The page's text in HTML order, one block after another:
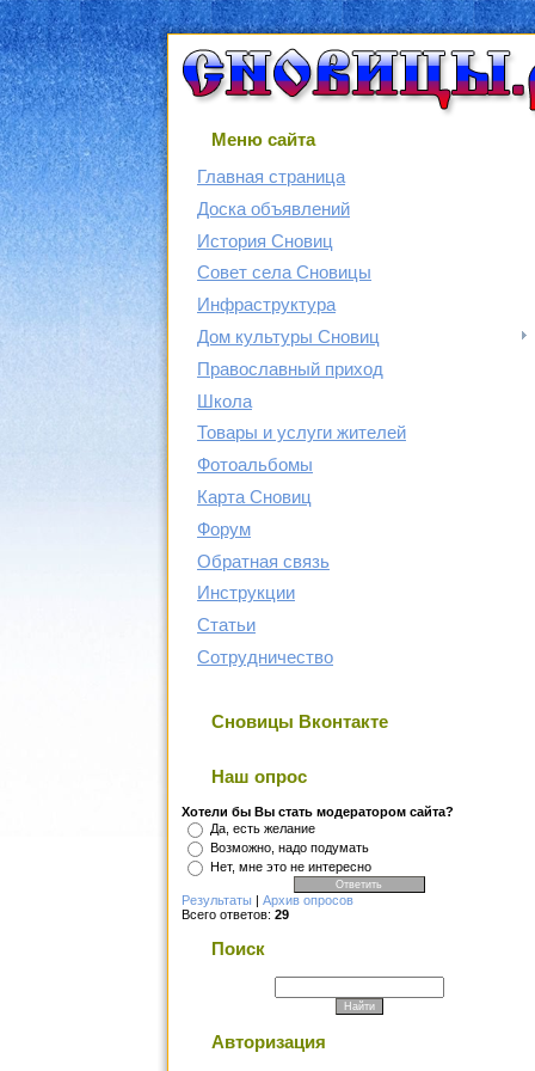
Меню сайта
Главная страница
Доска объявлений
История Сновиц
Совет села Сновицы
Инфраструктура
Дом культуры Сновиц
Православный приход
Школа
Товары и услуги жителей
Фотоальбомы
Карта Сновиц
Форум
Обратная связь
Инструкции
Статьи
Сотрудничество
Сновицы Вконтакте
Наш опрос
Хотели бы Вы стать модератором сайта?
Да, есть желание
Возможно, надо подумать
Нет, мне это не интересно
Результаты | Архив опросов
Всего ответов: 29
Поиск
Авторизация